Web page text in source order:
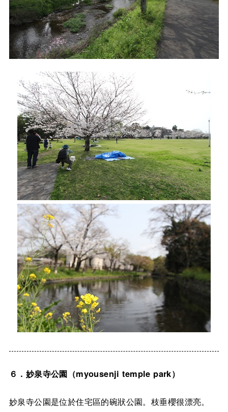
６．妙泉寺公園（myousenji temple park）
妙泉寺公園是位於住宅區的碗狀公園。枝垂櫻很漂亮。